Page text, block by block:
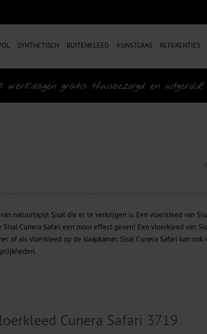
SYNTHETISCH BUITENKLEED KUNSTGRAS REFERENTIES
gratis thuisbezorgd en uitgerold!
natuurtapijt Sisal die er te verkrijgen is. Een vloerkleed van
Cunera Safari een mooi effect geven! Een vloerkleed van
of als vloerkleed op de slaapkamer. Sisal Cunera Safari kan ook
Cunera Safari 3719